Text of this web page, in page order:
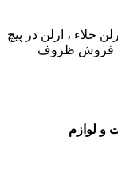
خلاء ، ارلن در پیچ
فروش ظروف
و لوازم